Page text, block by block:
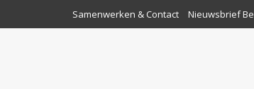
Samenwerken & Contact Nieuwsbrief